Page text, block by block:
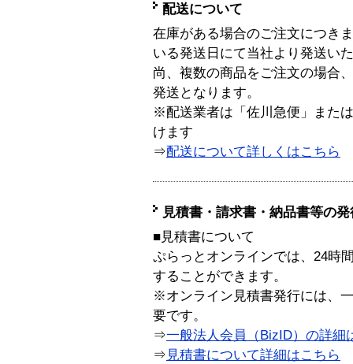
配送について
在庫がある場合のご注文につき
いる発送日にて当社より発送い
尚、複数の商品をご注文の場合
発送となります。
※配送業者は「佐川急便」また
けます
⇒配送について詳しくはこちら
見積書・請求書・納品書等の
■見積書について
ぷらっとオンラインでは、24時
することができます。
※オンライン見積書発行には、
要です。
⇒一般法人会員（BizID）の詳細
⇒ 見積書について詳細はこちら